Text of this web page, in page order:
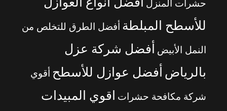
حشرات المنزل
للأسطح المبلطة أفضل الطرق للتخلص من
النمل الأبيض
أفضل شركة عزل
بالرياض أفضل عوازل للأسطح أقوي
شركة مكافحة حشرات
اقوي المبيدات